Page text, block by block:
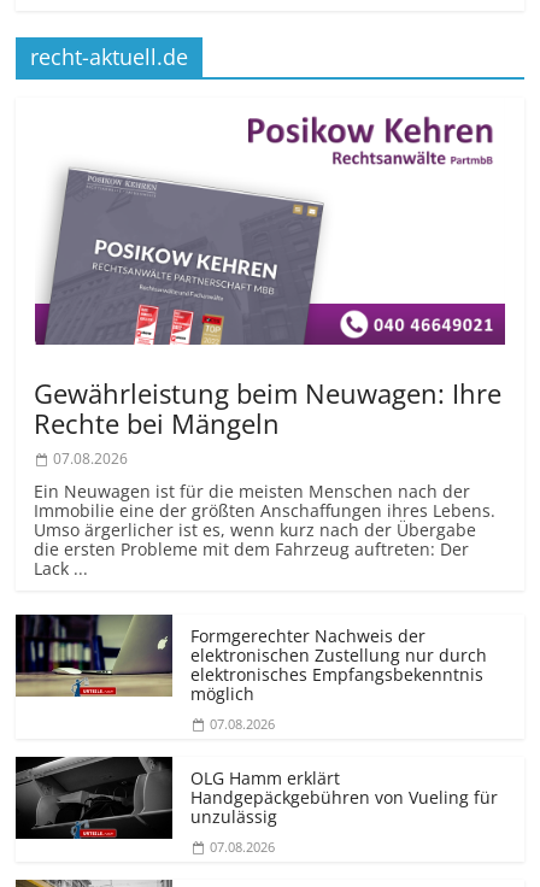
recht-aktuell.de
Gewährleistung beim Neuwagen: Ihre
Rechte bei Mängeln
07.08.2026
Ein Neuwagen ist für die meisten Menschen nach der
Immobilie eine der größten Anschaffungen ihres Lebens.
Umso ärgerlicher ist es, wenn kurz nach der Übergabe
die ersten Probleme mit dem Fahrzeug auftreten: Der
Lack ...
Formgerechter Nachweis der
elektronischen Zustellung nur durch
elektronisches Empfangsbekenntnis
möglich
07.08.2026
OLG Hamm erklärt
Handgepäckgebühren von Vueling für
unzulässig
07.08.2026